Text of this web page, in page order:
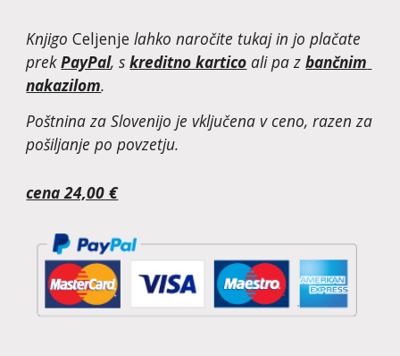
Knjigo Celjenje lahko naročite tukaj in jo plačate
prek PayPal, s kreditno kartico ali pa z bančnim
nakazilom.
Poštnina za Slovenijo je vključena v ceno, razen za
pošiljanje po povzetju.
cena 24,00 €